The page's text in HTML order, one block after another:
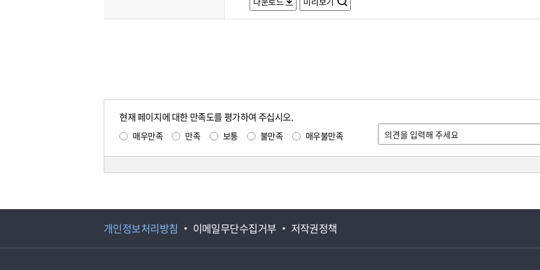
현재 페이지에 대한 만족도를 평가하여 주십시오.
매우만족 만족 보통 불만족 매우불만족
개인정보처리방침 이메일무단수집거부 저작권정책